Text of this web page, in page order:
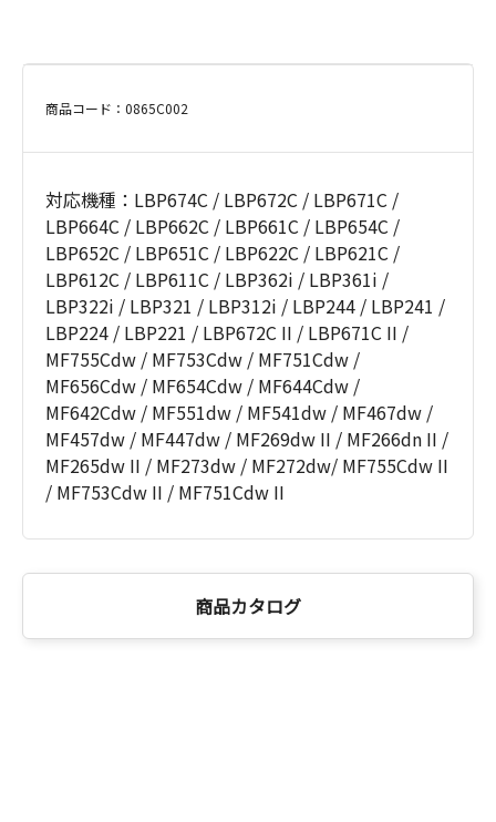
商品コード：0865C002
対応機種：LBP674C / LBP672C / LBP671C /
LBP664C / LBP662C / LBP661C / LBP654C /
LBP652C / LBP651C / LBP622C / LBP621C /
LBP612C / LBP611C / LBP362i / LBP361i /
LBP322i / LBP321 / LBP312i / LBP244 / LBP241 /
LBP224 / LBP221 / LBP672C II / LBP671C II /
MF755Cdw / MF753Cdw / MF751Cdw /
MF656Cdw / MF654Cdw / MF644Cdw /
MF642Cdw / MF551dw / MF541dw / MF467dw /
MF457dw / MF447dw / MF269dw II / MF266dn II /
MF265dw II / MF273dw / MF272dw/ MF755Cdw II
/ MF753Cdw II / MF751Cdw II
商品カタログ